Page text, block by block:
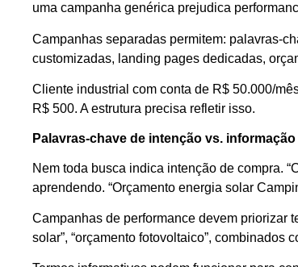
uma campanha genérica prejudica
Campanhas separadas permitem: palavras-
customizadas, landing pages dedicadas,
Cliente industrial com conta de R$ 50.000/
R$ 500. A estrutura precisa refletir isso.
Palavras-chave de intenção vs. informação
Nem toda busca indica intenção de compra.
aprendendo. “Orçamento energia solar
Campanhas de performance devem priorizar
solar”, “orçamento fotovoltaico”, combinados